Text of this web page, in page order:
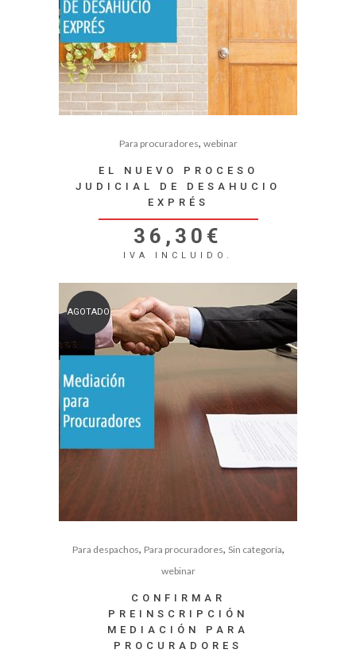
Para procuradores, webinar
EL NUEVO PROCESO
JUDICIAL DE DESAHUCIO
EXPRÉS
36,30 €
IVA INCLUIDO.
AGOTADO
Para despachos, Para procuradores, Sin categoría,
webinar
CONFIRMAR
PREINSCRIPCIÓN
MEDIACIÓN PARA
PROCURADORES